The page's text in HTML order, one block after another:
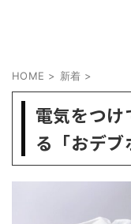
HOME > 新着 >
電気をつ
る「おデ